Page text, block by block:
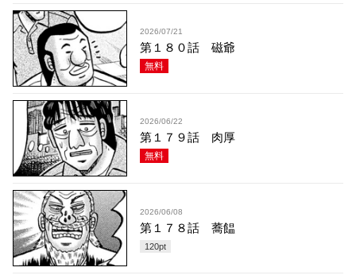
2026/07/21
第１８０話 磁爺
無料
2026/06/22
第１７９話 肉厚
無料
2026/06/08
第１７８話 蕎饂
120pt